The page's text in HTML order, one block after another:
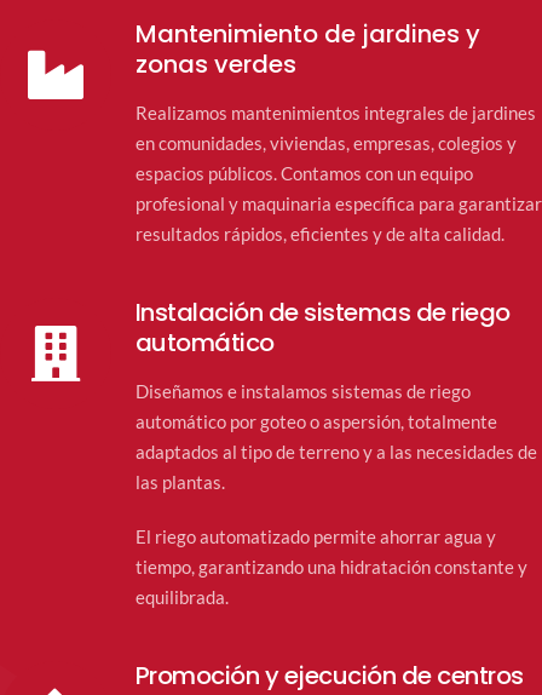
Mantenimiento de jardines y
zonas verdes
Realizamos mantenimientos integrales de jardines
en comunidades, viviendas, empresas, colegios y
espacios públicos. Contamos con un equipo
profesional y maquinaria específica para garantizar
resultados rápidos, eficientes y de alta calidad.
Instalación de sistemas de riego
automático
Diseñamos e instalamos sistemas de riego
automático por goteo o aspersión, totalmente
adaptados al tipo de terreno y a las necesidades de
las plantas.
El riego automatizado permite ahorrar agua y
tiempo, garantizando una hidratación constante y
equilibrada.
Promoción y ejecución de centros